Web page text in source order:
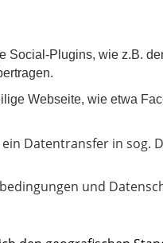
Plugins, wie z.B.
Webseite, wie etwa
Datentransfer in sog.
und